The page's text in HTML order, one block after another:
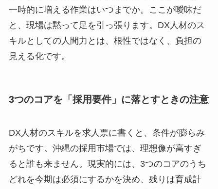
一時的に増える作業はいつまでか。ここが曖昧だ
と、現場は黙って足を引っ張ります。DX人材のス
キルとしての人間力とは、根性ではなく、負担の
見える化です。
3つのコアを「採用要件」に落とすときの注意
DX人材のスキルを求人票に書くと、条件が膨らみ
がちです。沖縄の採用市場では、理想像が高すぎ
ると誰も来ません。現実的には、3つのコアのうち
どれを今期は必須にするかを決め、残りは育成計